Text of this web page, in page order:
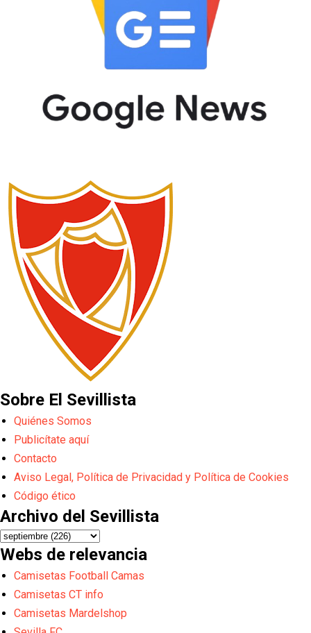
Sobre El Sevillista
Quiénes Somos
Publicítate aquí
Contacto
Aviso Legal, Política de Privacidad y Política de Cookies
Código ético
Archivo del Sevillista
Webs de relevancia
Camisetas Football Camas
Camisetas CT info
Camisetas Mardelshop